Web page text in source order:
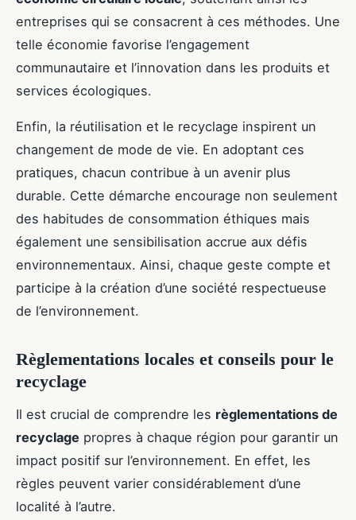
entreprises qui se consacrent à ces méthodes. Une
telle économie favorise l’engagement
communautaire et l’innovation dans les produits et
services écologiques.
Enfin, la réutilisation et le recyclage inspirent un
changement de mode de vie. En adoptant ces
pratiques, chacun contribue à un avenir plus
durable. Cette démarche encourage non seulement
des habitudes de consommation éthiques mais
également une sensibilisation accrue aux défis
environnementaux. Ainsi, chaque geste compte et
participe à la création d’une société respectueuse
de l’environnement.
Règlementations locales et conseils pour le
recyclage
Il est crucial de comprendre les règlementations de
recyclage propres à chaque région pour garantir un
impact positif sur l’environnement. En effet, les
règles peuvent varier considérablement d’une
localité à l’autre.